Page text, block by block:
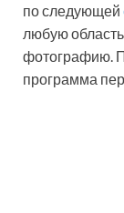
по следующей
любую область
фотографию.
программа